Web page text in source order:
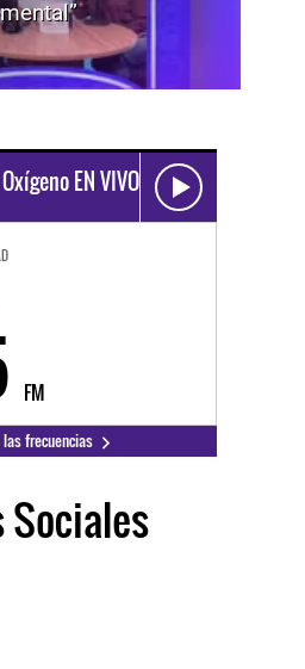
mental”
EN VIVO
FM
las frecuencias
Sociales